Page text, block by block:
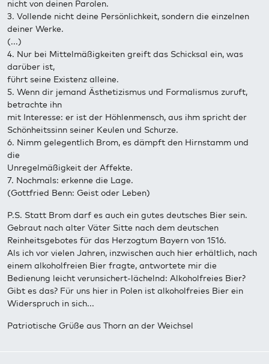
nicht von deinen Parolen.
3. Vollende nicht deine Persönlichkeit, sondern die einzelnen
deiner Werke.
(...)
4. Nur bei Mittelmäßigkeiten greift das Schicksal ein, was
darüber ist,
führt seine Existenz alleine.
5. Wenn dir jemand Ästhetizismus und Formalismus zuruft,
betrachte ihn
mit Interesse: er ist der Höhlenmensch, aus ihm spricht der
Schönheitssinn seiner Keulen und Schurze.
6. Nimm gelegentlich Brom, es dämpft den Hirnstamm und
die
Unregelmäßigkeit der Affekte.
7. Nochmals: erkenne die Lage.
(Gottfried Benn: Geist oder Leben)
P.S. Statt Brom darf es auch ein gutes deutsches Bier sein.
Gebraut nach alter Väter Sitte nach dem deutschen
Reinheitsgebotes für das Herzogtum Bayern von 1516.
Als ich vor vielen Jahren, inzwischen auch hier erhältlich, nach
einem alkoholfreien Bier fragte, antwortete mir die
Bedienung leicht verunsichert-lächelnd: Alkoholfreies Bier?
Gibt es das? Für uns hier in Polen ist alkoholfreies Bier ein
Widerspruch in sich...
Patriotische Grüße aus Thorn an der Weichsel